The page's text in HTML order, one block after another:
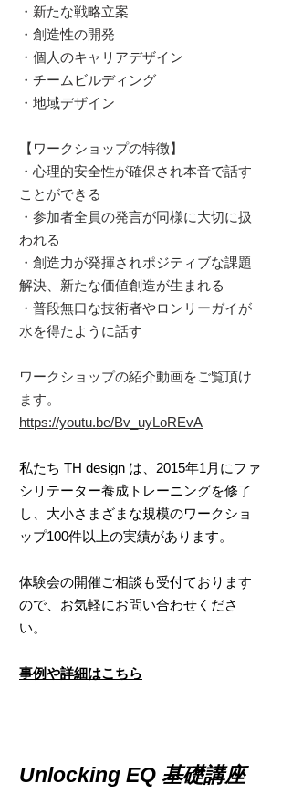
・新たな戦略立案
・創造性の開発
・個人のキャリアデザイン
​・チームビルディング
・地域デザイン
【ワークショップの特徴】
・心理的安全性が確保され本音で話す
ことができる
・参加者全員の発言が同様に大切に扱
われる
・創造力が発揮されポジティブな課題
解決、新たな価値創造が生まれる
・普段無口な技術者やロンリーガイが
水を得たように話す
​ワークショップの紹介動画をご覧頂け
ます。
https://youtu.be/Bv_uyLoREvA
私たち TH design は、2015年1月にファ
シリテーター養成トレーニングを修了
し、大小さまざまな規模のワークショ
ップ100件以上の実績があります。
体験会の開催ご相談も受付ております
ので、お気軽にお問い合わせくださ
い。
事例や詳細はこちら
Unlocking EQ 基礎講座